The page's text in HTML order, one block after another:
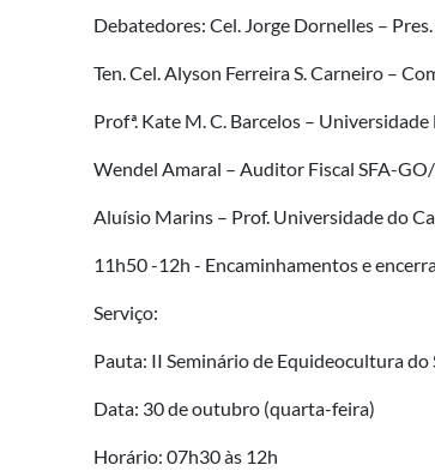
Debatedores: Cel. Jorge Dornelles –
Ten. Cel. Alyson Ferreira S. Carneiro –
Profª. Kate M. C. Barcelos –
Wendel Amaral – Auditor Fiscal SFA-
Aluísio Marins – Prof. Universidade do
11h50 -12h - Encaminhamentos e
Serviço:
Pauta: II Seminário de Equideocultura do
Data: 30 de outubro (quarta-feira)
Horário: 07h30 às 12h